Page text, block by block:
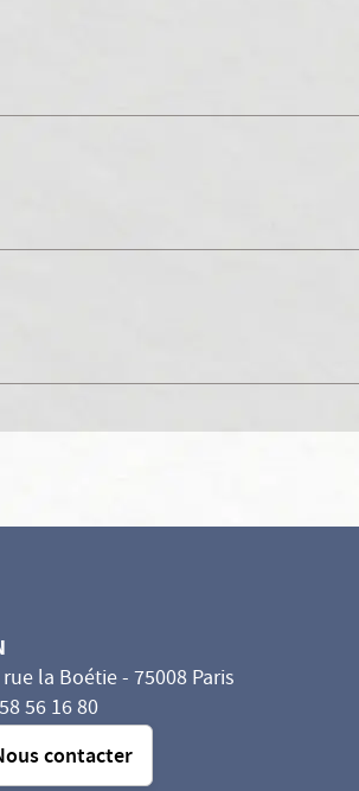
la Boétie - 75008 Paris
56 16 80
contacter